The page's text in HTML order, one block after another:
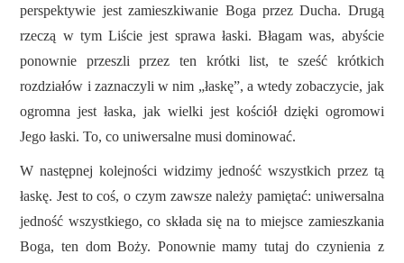
perspektywie jest zamieszkiwanie Boga przez Ducha. Drugą
rzeczą w tym Liście jest sprawa łaski. Błagam was, abyście
ponownie przeszli przez ten krótki list, te sześć krótkich
rozdziałów i zaznaczyli w nim „łaskę”, a wtedy zobaczycie, jak
ogromna jest łaska, jak wielki jest kościół dzięki ogromowi
Jego łaski. To, co uniwersalne musi dominować.
W następnej kolejności widzimy jedność wszystkich przez tą
łaskę. Jest to coś, o czym zawsze należy pamiętać: uniwersalna
jedność wszystkiego, co składa się na to miejsce zamieszkania
Boga, ten dom Boży. Ponownie mamy tutaj do czynienia z